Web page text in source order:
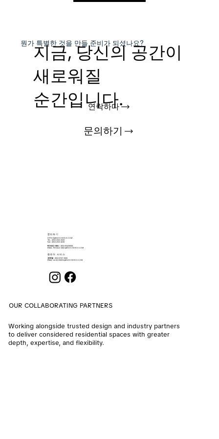
​뭔가 특별한 것을 만들 준비가 되셨나요?
연락하다
지금, 당신의 공간이
새로워질
순간입니다.
문의하기
​문의하기
OFFICE@ENOCHDECO.COM
​TEL.: (852) 2503 2626
FAX : (852) 2503 4038
RONALD MAU: (852) 90439064
EMAIL: RONALD.MAU@ENOCHDECO.COM
​한국어 서비스
권희철 : (852) 6747 2808
EMAIL: ALVIN.KWON@ENOCHDECO.COM
OUR COLLABORATING PARTNERS
Working alongside trusted design and industry partners
to deliver considered residential spaces with greater
depth, expertise, and flexibility.